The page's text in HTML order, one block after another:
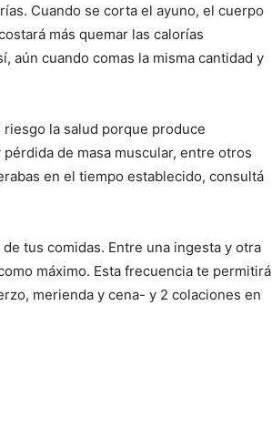
Cuando se corta el ayuno, el cuerpo
más quemar las calorías
aún cuando comas la misma cantidad y
la salud porque produce
de masa muscular, entre otros
en el tiempo establecido, consultá
tus comidas. Entre una ingesta y otra
máximo. Esta frecuencia te permitirá
merienda y cena- y 2 colaciones en